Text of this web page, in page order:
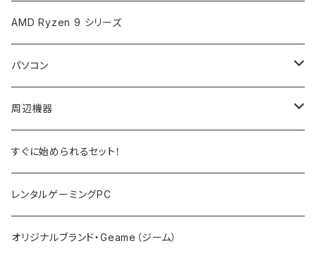
AMD Ryzen 9 シリーズ
パソコン
ノートPC
デスクトップPC
PCサーバー
周辺機器
モニター
キーボード
マウス
すぐに始められるセット！
レンタルゲーミングPC
オリジナルブランド・Geame（ジーム）